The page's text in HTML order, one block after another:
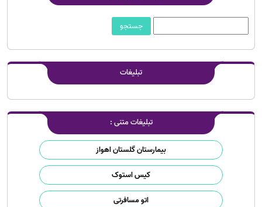
تبلیغات
تبلیغات متنی :
بیمارستان گلستان اهواز
کیس استوک
اتو مسافرتی